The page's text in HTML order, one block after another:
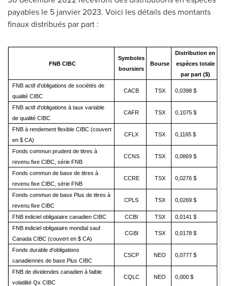
payables le 5 janvier 2023. Voici les détails des montants
finaux distribués par part :
FNB CIBC
Symboles
boursiers
Bourse
Distribution en
espèces totale
par part ($)
FNB actif d'obligations de sociétés de
qualité CIBC
CACB TSX 0,0398 $
FNB actif d'obligations à taux variable
de qualité CIBC
CAFR TSX 0,1075 $
FNB à rendement flexible CIBC (couvert
en $ CA)
CFLX TSX 0,1165 $
Fonds commun prudent de titres à
revenu fixe CIBC, série FNB
CCNS TSX 0,0869 $
Fonds commun de base de titres à
revenu fixe CIBC, série FNB
CCRE TSX 0,0276 $
Fonds commun de base Plus de titres à
revenu fixe CIBC
CPLS TSX 0,0269 $
FNB indiciel obligataire canadien CIBC CCBI TSX
0,0141 $
FNB indiciel obligataire mondial sauf
Canada CIBC (couvert en $ CA)
CGBI TSX 0,0178 $
Fonds durable d'obligations
canadiennes de base Plus CIBC
CSCP NEO 0,0777 $
FNB de dividendes canadien à faible
volatilité Qx CIBC
CQLC NEO 0,000 $